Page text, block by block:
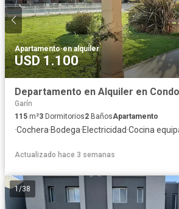
Apartamento·en alquiler
USD 1.100
Garín
115 m²3 Dormitorios2 BañosApartamento
·Cochera·Bodega·Electricidad·Cocina
Actualizado hace 3 semanas
1 /38